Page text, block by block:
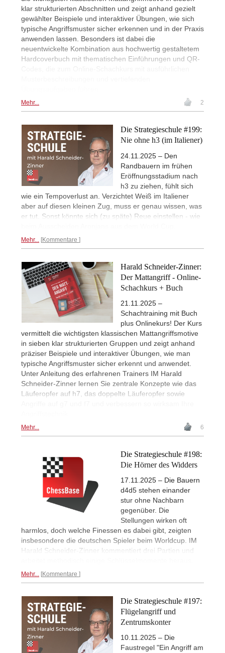
klar strukturierten Abschnitten und zeigt anhand gezielt
gewählter Beispiele und interaktiver Übungen, wie sich
typische Angriffsmuster sicher erkennen und in der Praxis
anwenden lassen. Besonders ist dabei die
neuentwickelte Kombination aus hochwertig gestaltetem
Hardcoverbuch mit thematischen Einführungen und QR-
Mehr... 2
Die Strategieschule #199:
Nie ohne h3 (im Italiener)
24.11.2025 – Den
Randbauern im frühen
Eröffnungsstadium nach
h3 zu ziehen, fühlt sich
wie ein Tempoverlust an. Verzichtet Weiß im Italiener
aber auf diesen kleinen Zug, muss er genau wissen, was
er tut. Sonst könnte sich (zu späte) Reue einstellen - wie
Mehr... Kommentare
Harald Schneider-Zinner:
Der Mattangriff - Online-
Schachkurs + Buch
21.11.2025 –
Schachtraining mit Buch
plus Onlinekurs! Der Kurs
vermittelt die wichtigsten klassischen Mattangriffsmotive
in sieben klar strukturierten Gruppen und zeigt anhand
präziser Beispiele und interaktiver Übungen, wie man
typische Angriffsmuster sicher erkennt und anwendet.
Unter Anleitung des erfahrenen Trainers IM Harald
Schneider-Zinner lernen Sie zentrale Konzepte wie das
Läuferopfer auf h7, das doppelte Läuferopfer sowie
Mehr... 6
Die Strategieschule #198:
Die Hörner des Widders
17.11.2025 – Die Bauern
d4d5 stehen einander
stur ohne Nachbarn
gegenüber. Die
Stellungen wirken oft
harmlos, doch welche Finessen es dabei gibt, zeigten
insbesondere die deutschen Spieler beim Worldcup. IM
Harald Schneider-Zinner kommentiert drei Partien und
Mehr... Kommentare
Die Strategieschule #197:
Flügelangriff und
Zentrumskonter
10.11.2025 – Die
Faustregel "Ein Angriff am